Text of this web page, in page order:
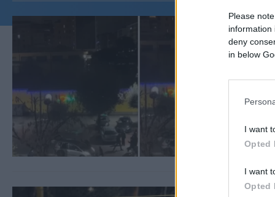
Please
information
deny
in below
I want
Opted
I want
Opted